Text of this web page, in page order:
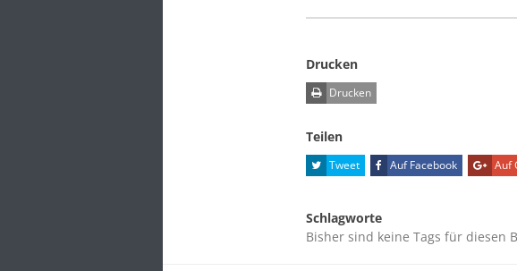
Drucken
Drucken
Teilen
Tweet Auf Facebook Auf
Schlagworte
Bisher sind keine Tags für diesen